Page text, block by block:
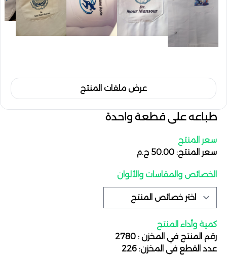
عرض ملفات المنتج
طباعه على قطعة واحدة
سعر المنتج
سعر المنتج: 50.00 ج.م
الخصائص والمقاسات والألوان
كمية وأداء المنتج
رقم المنتج في المخزن : 2780
عدد القطع في المخزن: 226